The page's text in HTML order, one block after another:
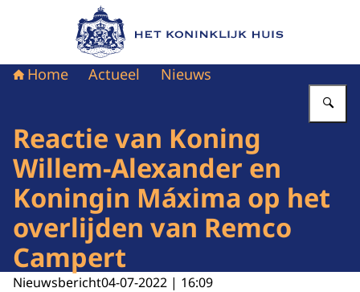
Naar de homepage van Het Koninklijk Huis
Home Actueel Nieuws
Reactie van Koning
Willem-Alexander en
Koningin Máxima op het
overlijden van Remco
Campert
Nieuwsbericht04-07-2022 | 16:09